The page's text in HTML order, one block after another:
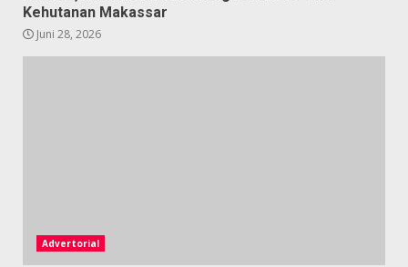
Kehutanan Makassar
Juni 28, 2026
Advertorial